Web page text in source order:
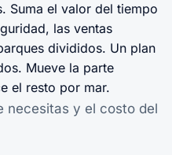
Suma el valor del tiempo
las ventas
divididos. Un plan
Mueve la parte
el resto por mar.
necesitas y el costo del